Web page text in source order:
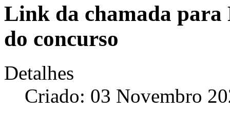
Link da chamada para
do concurso
Detalhes
Criado: 03 Novembro